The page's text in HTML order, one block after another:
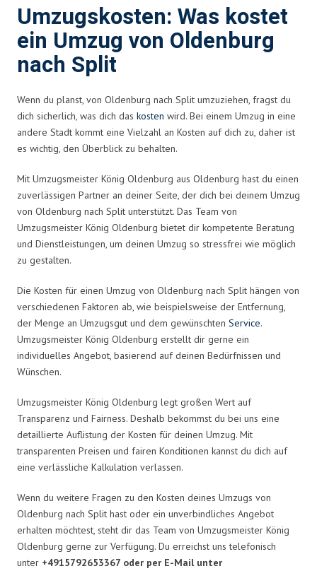
Umzugskosten: Was kostet
ein Umzug von Oldenburg
nach Split
Wenn du planst, von Oldenburg nach Split umzuziehen, fragst du
dich sicherlich, was dich das kosten wird. Bei einem Umzug in eine
andere Stadt kommt eine Vielzahl an Kosten auf dich zu, daher ist
es wichtig, den Überblick zu behalten.
Mit Umzugsmeister König Oldenburg aus Oldenburg hast du einen
zuverlässigen Partner an deiner Seite, der dich bei deinem Umzug
von Oldenburg nach Split unterstützt. Das Team von
Umzugsmeister König Oldenburg bietet dir kompetente Beratung
und Dienstleistungen, um deinen Umzug so stressfrei wie möglich
zu gestalten.
Die Kosten für einen Umzug von Oldenburg nach Split hängen von
verschiedenen Faktoren ab, wie beispielsweise der Entfernung,
der Menge an Umzugsgut und dem gewünschten Service.
Umzugsmeister König Oldenburg erstellt dir gerne ein
individuelles Angebot, basierend auf deinen Bedürfnissen und
Wünschen.
Umzugsmeister König Oldenburg legt großen Wert auf
Transparenz und Fairness. Deshalb bekommst du bei uns eine
detaillierte Auflistung der Kosten für deinen Umzug. Mit
transparenten Preisen und fairen Konditionen kannst du dich auf
eine verlässliche Kalkulation verlassen.
Wenn du weitere Fragen zu den Kosten deines Umzugs von
Oldenburg nach Split hast oder ein unverbindliches Angebot
erhalten möchtest, steht dir das Team von Umzugsmeister König
Oldenburg gerne zur Verfügung. Du erreichst uns telefonisch
unter +4915792653367 oder per E-Mail unter